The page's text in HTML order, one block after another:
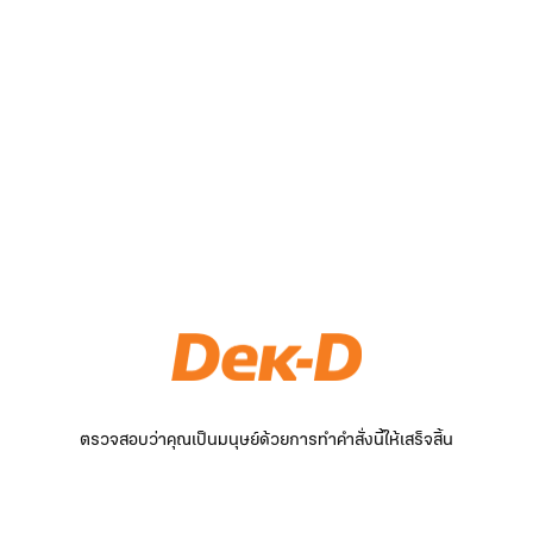
ตรวจสอบว่าคุณเป็นมนุษย์ด้วยการทำคำสั่งนี้ให้เสร็จสิ้น